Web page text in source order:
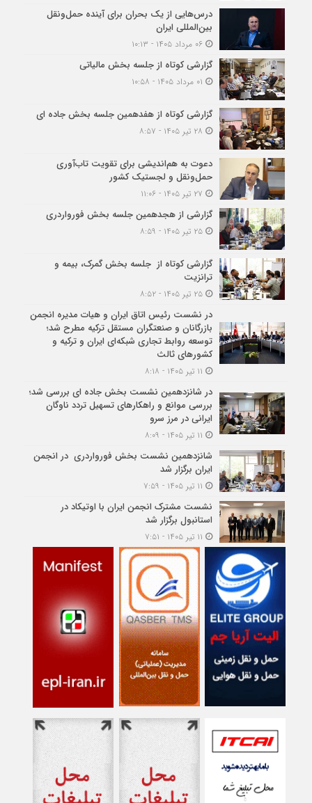
درس‌هایی از یک بحران برای آینده حمل‌ونقل
بین‌المللی ایران
گزارشی کوتاه از جلسه بخش مالیاتی
گزارشی کوتاه از هفدهمین جلسه بخش جاده ای
دعوت به هم‌اندیشی برای تقویت تاب‌آوری
حمل‌ونقل و لجستیک کشور
گزارشی از هجدهمین جلسه بخش فورواردری
۲۵ تیر ۱۴۰۵ - ۸:۵۹
گزارشی کوتاه از جلسه بخش گمرک، بیمه و
ترانزیت
۲۵ تیر ۱۴۰۵ - ۸:۵۲
در نشست رئیس اتاق ایران و هیات مدیره انجمن
بازرگانان و صنعتگران مستقل ترکیه مطرح شد؛
توسعه روابط تجاری شبکه‌ای ایران و ترکیه و
کشورهای ثالث
در شانزدهمین نشست بخش جاده ای بررسی شد؛
بررسی موانع و راهکارهای تسهیل تردد ناوگان
ایرانی در مرز سرو
شانزدهمین نشست بخش فورواردری در انجمن
ایران برگزار شد
نشست مشترک انجمن ایران با اوتیکاد در
استانبول برگزار شد